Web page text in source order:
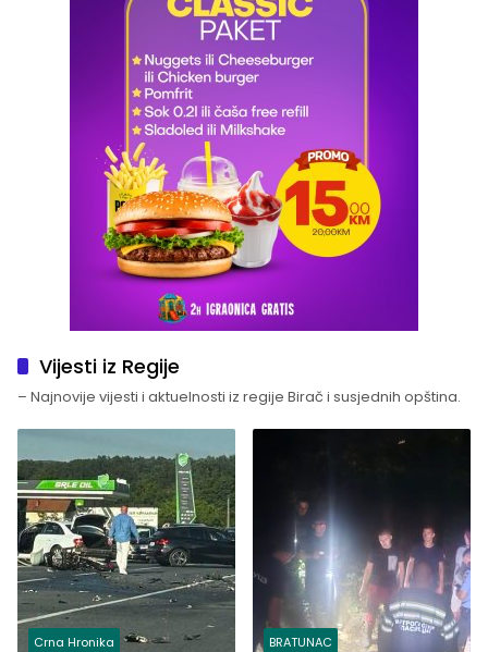
Vijesti iz Regije
– Najnovije vijesti i aktuelnosti iz regije Birač i susjednih opština.
Crna Hronika BRATUNAC